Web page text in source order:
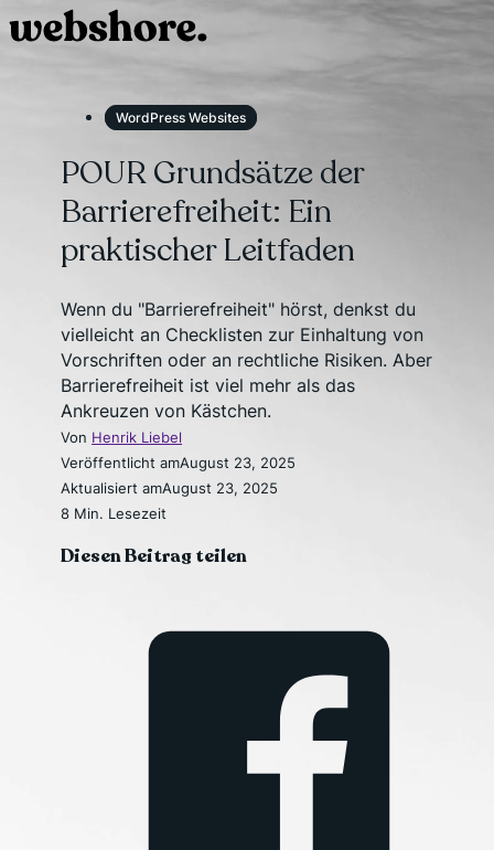
WordPress Websites
POUR Grundsätze der
Barrierefreiheit: Ein
praktischer Leitfaden
Wenn du "Barrierefreiheit" hörst, denkst du
vielleicht an Checklisten zur Einhaltung von
Vorschriften oder an rechtliche Risiken. Aber
Barrierefreiheit ist viel mehr als das
Ankreuzen von Kästchen.
Von Henrik Liebel
Veröffentlicht amAugust 23, 2025
Aktualisiert amAugust 23, 2025
8 Min. Lesezeit
Diesen Beitrag teilen